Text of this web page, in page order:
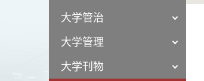
大学管治
大学管理
大学刊物